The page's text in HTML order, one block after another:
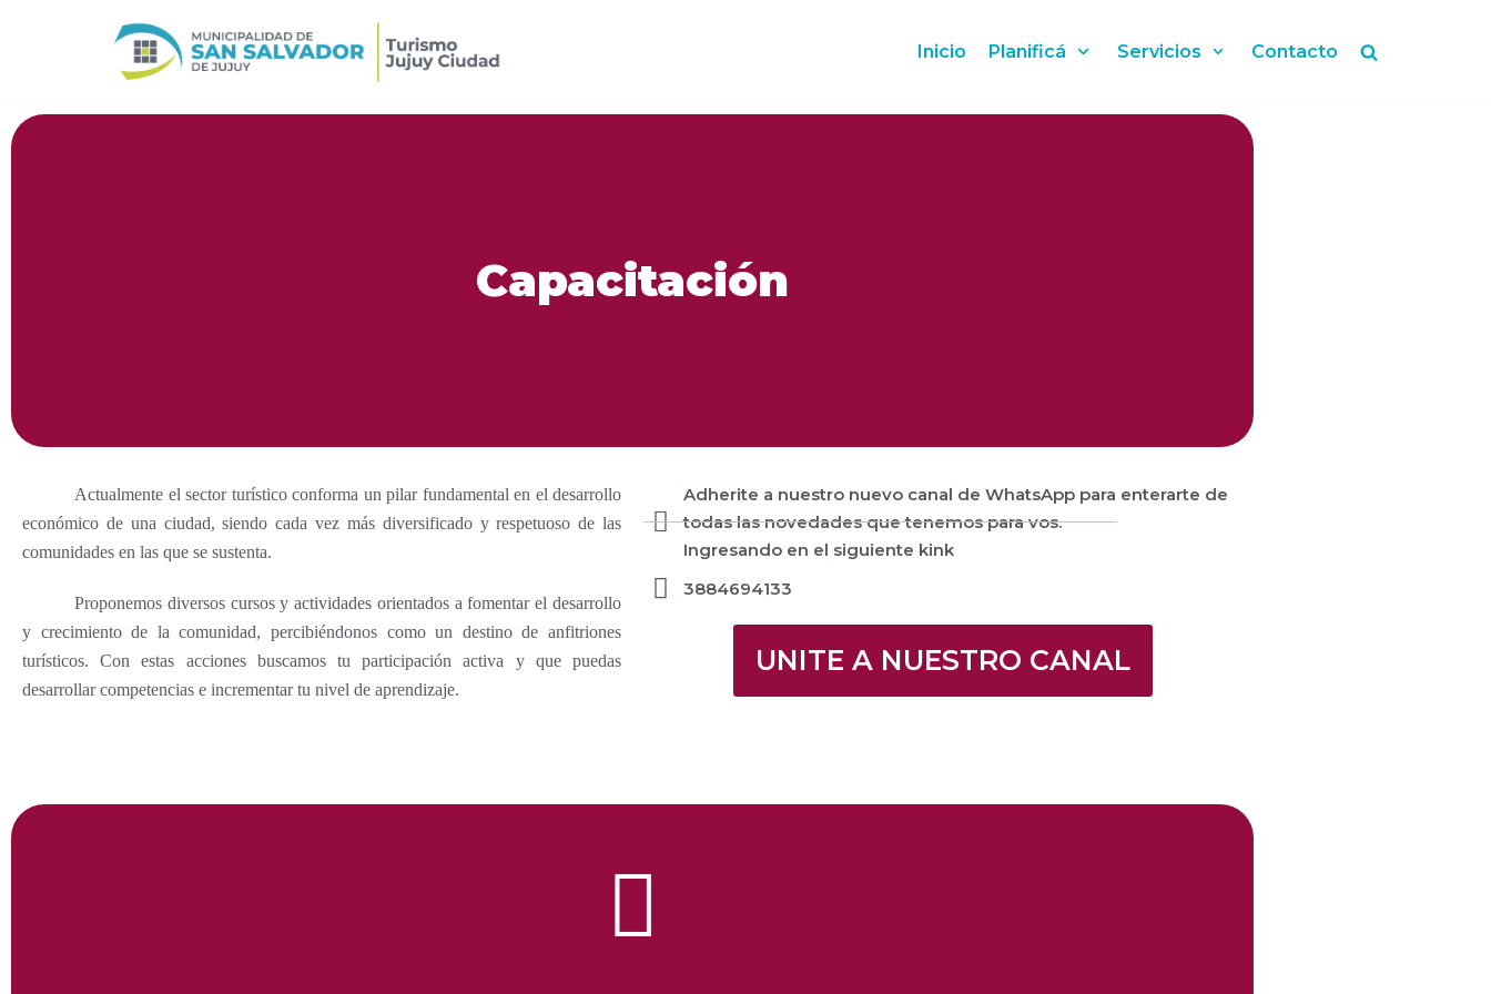
Inicio Planificá Servicios Contacto
Capacitación
Actualmente el sector turístico conforma un pilar fundamental en el desarrollo
económico de una ciudad, siendo cada vez más diversificado y respetuoso de las
comunidades en las que se sustenta.
Proponemos diversos cursos y actividades orientados a fomentar el desarrollo
y crecimiento de la comunidad, percibiéndonos como un destino de anfitriones
turísticos. Con estas acciones buscamos tu participación activa y que puedas
desarrollar competencias e incrementar tu nivel de aprendizaje.
Adherite a nuestro nuevo canal de WhatsApp para enterarte de
todas las novedades que tenemos para vos.
Ingresando en el siguiente kink
3884694133
UNITE A NUESTRO CANAL